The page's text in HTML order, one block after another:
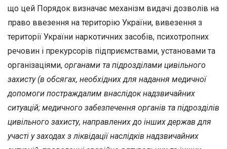
що цей Порядок визначає механізм видачі дозволів на
право ввезення на територію України, вивезення з
території України наркотичних засобів, психотропних
речовин і прекурсорів підприємствами, установами та
організаціями, органами та підрозділами цивільного
захисту (в обсягах, необхідних для надання медичної
допомоги постраждалим внаслідок надзвичайних
ситуацій; медичного забезпечення органів та підрозділів
цивільного захисту, направлених до інших держав для
участі у заходах з ліквідації наслідків надзвичайних